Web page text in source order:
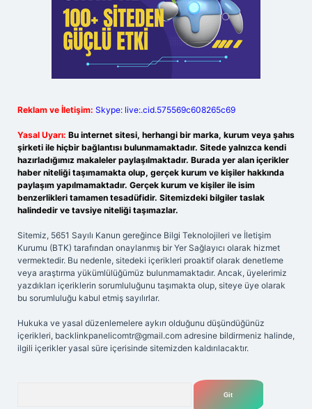
Reklam ve İletişim: Skype: live:.cid.575569c608265c69
Yasal Uyarı: Bu internet sitesi, herhangi bir marka, kurum veya şahıs
şirketi ile hiçbir bağlantısı bulunmamaktadır. Sitede yalnızca kendi
hazırladığımız makaleler paylaşılmaktadır. Burada yer alan içerikler
haber niteliği taşımamakta olup, gerçek kurum ve kişiler hakkında
paylaşım yapılmamaktadır. Gerçek kurum ve kişiler ile isim
benzerlikleri tamamen tesadüfidir. Sitemizdeki bilgiler taslak
halindedir ve tavsiye niteliği taşımazlar.
Sitemiz, 5651 Sayılı Kanun gereğince Bilgi Teknolojileri ve İletişim
Kurumu (BTK) tarafından onaylanmış bir Yer Sağlayıcı olarak hizmet
vermektedir. Bu nedenle, sitedeki içerikleri proaktif olarak denetleme
veya araştırma yükümlülüğümüz bulunmamaktadır. Ancak, üyelerimiz
yazdıkları içeriklerin sorumluluğunu taşımakta olup, siteye üye olarak
bu sorumluluğu kabul etmiş sayılırlar.
Hukuka ve yasal düzenlemelere aykırı olduğunu düşündüğünüz
içerikleri, backlinkpanelicomtr@gmail.com adresine bildirmeniz halinde,
ilgili içerikler yasal süre içerisinde sitemizden kaldırılacaktır.